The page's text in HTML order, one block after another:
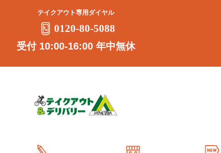
テイクアウト専用ダイヤル
0120-80-5088
受付 10:00-16:00 年中無休